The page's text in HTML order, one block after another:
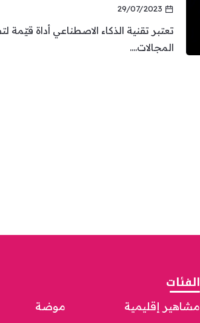
29/07/2023
تعتبر تقنية الذكاء الاصطناعي أداة
المجالات....
الفئات
مشاهير إقليمية
موضة